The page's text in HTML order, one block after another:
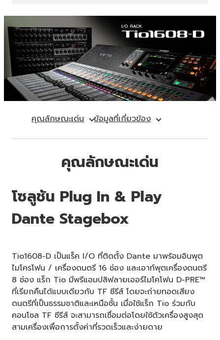
คุณลักษณะเด่น ข้อมูลที่เกี่ยวข้อง
คุณลักษณะเด่น
โซลูชัน Plug In & Play
Dante Stagebox
Tio1608-D เป็นแร็ค I/O ที่ติดตั้ง Dante มาพร้อมอินพุต
ไมโครโฟน / เครื่องดนตรี 16 ช่อง และเอาท์พุตเครื่องดนตรี
8 ช่อง แร็ก Tio มีพรีแอมปลิฟลายเออร์ไมโคโฟน D-PRE™
ที่เรียกคืนได้แบบเดียวกับ TF ซีรีส์ โดยจะถ่ายทอดเสียง
ดนตรีที่เป็นธรรมชาติและเหนือชั้น เมื่อใช้แร็ก Tio ร่วมกับ
คอนโซล TF ซีรีส์ จะสามารถเชื่อมต่อโดยใช้ตัวเครื่องสูงสุด
สามเครื่องเพื่อการตั้งค่าที่รวดเร็วและง่ายดาย